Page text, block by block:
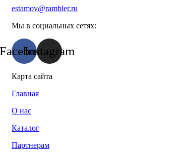
estamov@rambler.ru
Мы в социальных сетях:
Instagram
Карта сайта
Главная
О нас
Каталог
Партнерам